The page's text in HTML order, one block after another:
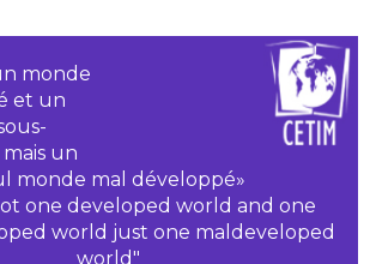
monde
et un
un
monde mal développé»
one developed world and one
world just one maldeveloped
world"